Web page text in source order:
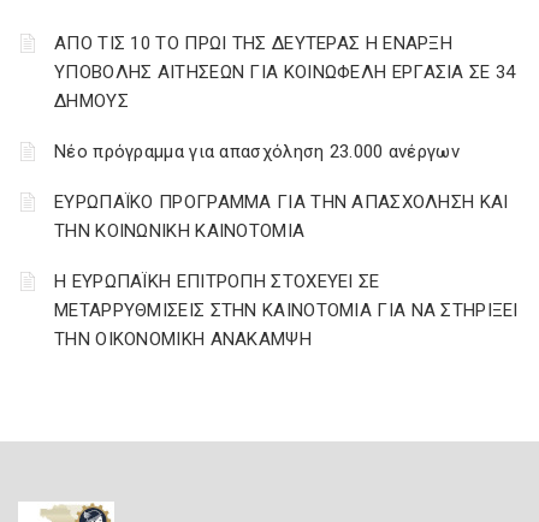
AΠΟ ΤΙΣ 10 ΤΟ ΠΡΩΙ ΤΗΣ ΔΕΥΤΕΡΑΣ Η ΕΝΑΡΞΗ
ΥΠΟΒΟΛΗΣ ΑΙΤΗΣΕΩΝ ΓΙΑ ΚΟΙΝΩΦΕΛΗ ΕΡΓΑΣΙΑ ΣΕ 34
ΔΗΜΟΥΣ
Νέο πρόγραμμα για απασχόληση 23.000 ανέργων
ΕΥΡΩΠΑΪΚΟ ΠΡΟΓΡΑΜΜΑ ΓΙΑ ΤΗΝ ΑΠΑΣΧΟΛΗΣΗ ΚΑΙ
ΤΗΝ ΚΟΙΝΩΝΙΚΗ ΚΑΙΝΟΤΟΜΙΑ
Η ΕΥΡΩΠΑΪΚΗ ΕΠΙΤΡΟΠΗ ΣΤΟΧΕΥΕΙ ΣΕ
ΜΕΤΑΡΡΥΘΜΙΣΕΙΣ ΣΤΗΝ ΚΑΙΝΟΤΟΜΙΑ ΓΙΑ ΝΑ ΣΤΗΡΙΞΕΙ
ΤΗΝ ΟΙΚΟΝΟΜΙΚΗ ΑΝΑΚΑΜΨΗ